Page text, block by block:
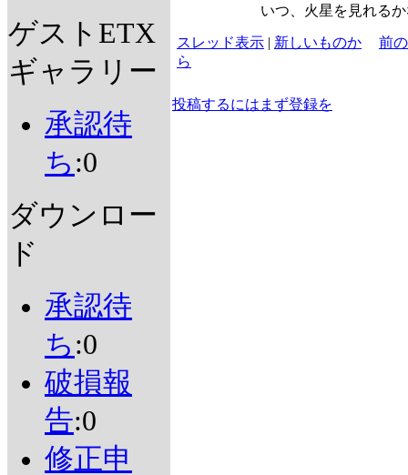
ゲストETX
ギャラリー
承認待
ち :0
ダウンロー
ド
承認待
ち :0
破損報
告:0
修正申
いつ、火星を見れる
スレッド表示 | 新しいものか
ら
前
投稿するにはまず登録を